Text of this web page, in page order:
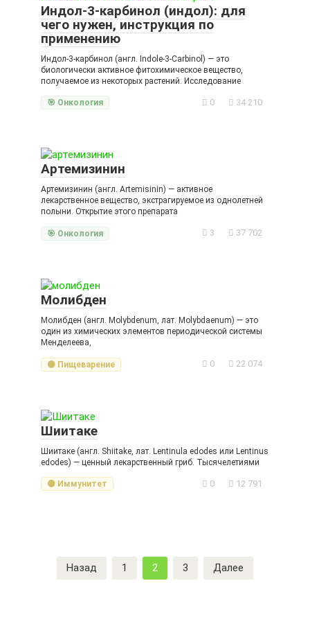
Индол-3-карбинол (индол): для
чего нужен, инструкция по
применению
Индол-3-карбинол (англ. Indole-3-Carbinol) — это
биологически активное фитохимическое вещество,
получаемое из некоторых растений. Исследование
🎯 Онкология 0 34 210
Артемизинин
Артемизинин (англ. Artemisinin) — активное
лекарственное вещество, экстрагируемое из однолетней
полыни. Открытие этого препарата
🎯 Онкология 3 37 702
Молибден
Молибден (англ. Molybdenum, лат. Мolybdaenum) — это
один из химических элементов периодической системы
Менделеева,
🟡 Пищеварение 0 22 074
Шиитаке
Шиитаке (англ. Shiitake, лат. Lentinula edodes или Lentinus
edodes) — ценный лекарственный гриб. Тысячелетиями
🟡 Иммунитет 0 12 791
Назад 1 2 3 Далее